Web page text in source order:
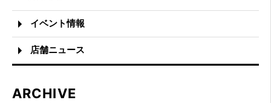
イベント情報
店舗ニュース
ARCHIVE